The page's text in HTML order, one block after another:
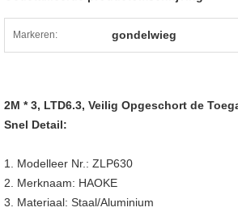
Markeren: gondelwieg
2M * 3, LTD6.3, Veilig Opgeschort de
Snel Detail:
1. Modelleer Nr.: ZLP630
2. Merknaam: HAOKE
3. Materiaal: Staal/Aluminium